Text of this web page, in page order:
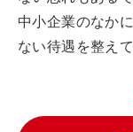
中小企業のなか
ない待遇を整え